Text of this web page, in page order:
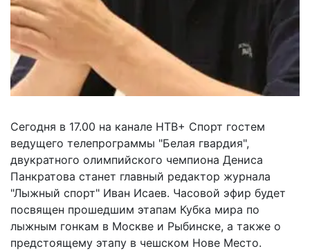
Сегодня в 17.00 на канале НТВ+ Спорт гостем
ведущего телепрограммы "Белая гвардия",
двукратного олимпийского чемпиона Дениса
Панкратова станет главный редактор журнала
"Лыжный спорт" Иван Исаев. Часовой эфир будет
посвящен прошедшим этапам Кубка мира по
лыжным гонкам в Москве и Рыбинске, а также о
предстоящему этапу в чешском Нове Место.